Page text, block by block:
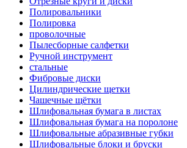
Полировальники
Полировка
проволочные
Пылесборные салфетки
Ручной инструмент
стальные
Фибровые диски
Цилиндрические щетки
Чашечные щётки
Шлифовальная бумага в листах
Шлифовальная бумага на поролоне
Шлифовальные абразивные губки
Шлифовальные блоки и бруски